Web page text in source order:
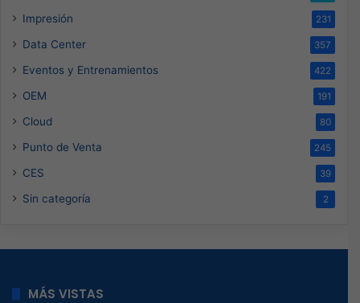
Impresión 231
Data Center 357
Eventos y Entrenamientos 422
OEM 191
Cloud 80
Punto de Venta 245
CES 39
Sin categoría 2
MÁS VISTAS